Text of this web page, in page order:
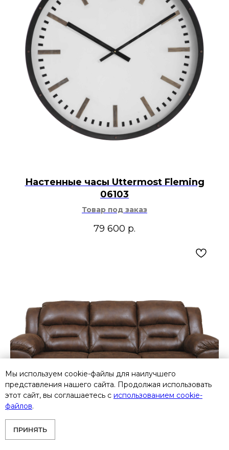
Настенные часы Uttermost Fleming
06103
Товар под заказ
79 600 р.
Мы используем cookie-файлы для наилучшего
представления нашего сайта. Продолжая использовать
этот сайт, вы соглашаетесь с использованием cookie-
файлов.
ПРИНЯТЬ